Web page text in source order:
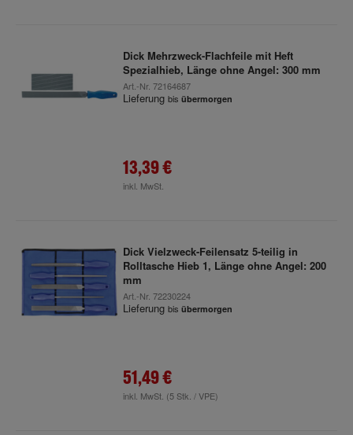
Dick Mehrzweck-Flachfeile mit Heft
Spezialhieb, Länge ohne Angel: 300 mm
Art.-Nr. 72164687
Lieferung bis übermorgen
13,39 €
inkl. MwSt.
Dick Vielzweck-Feilensatz 5-teilig in
Rolltasche Hieb 1, Länge ohne Angel: 200
mm
Art.-Nr. 72230224
Lieferung bis übermorgen
51,49 €
inkl. MwSt. (5 Stk. / VPE)